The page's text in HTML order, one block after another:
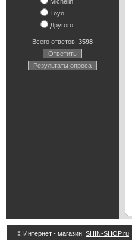
Toyo
Другого
Всего ответов: 3598
Ответить
Результаты опроса
© Интернет - магазин SHIN-SHOP.ru